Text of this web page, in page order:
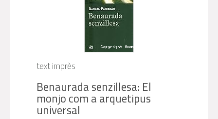
text imprès
Benaurada senzillesa: El
monjo com a arquetipus
universal